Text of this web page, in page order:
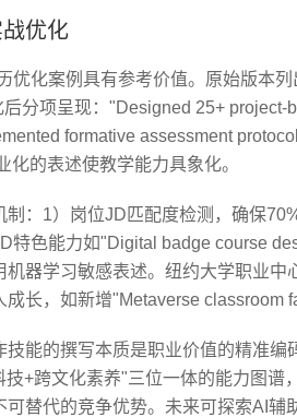
优化
优化案例具有参考价值。原始版本
分项呈现："Designed 25+ project-
formative assessment
化的表述使教学能力具象化。
制：1）岗位JD匹配度检测，确保
特色能力如"Digital badge course
机器学习敏感表述。纽约大学职业中
长，如新增"Metaverse classroom
能的撰写本质是职业价值的精准编
+跨文化素养"三位一体的能力图谱
替代的竞争优势。未来可探索AI辅